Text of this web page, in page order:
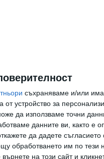
съхраняваме и/или
устройство за
да използваме точни
данните ви, както
да дадете съгласието
обработването им по
на този сайт и
Юли 2026